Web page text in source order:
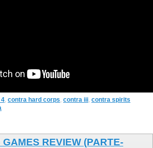
, contra hard corps, contra iii, contra spirits
REVIEW (PARTE-